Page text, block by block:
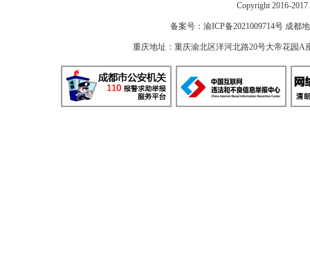
Copyright 2016-
备案号： 渝ICP备2021009714号 成都
重庆地址：重庆渝北区洋河北路20号大帝花园A